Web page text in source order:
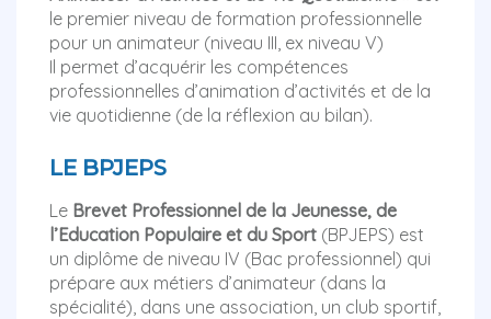
le premier niveau de formation professionnelle
pour un animateur (niveau III, ex niveau V)
Il permet d’acquérir les compétences
professionnelles d’animation d’activités et de la
vie quotidienne (de la réflexion au bilan).
LE BPJEPS
Le Brevet Professionnel de la Jeunesse, de
l’Education Populaire et du Sport (BPJEPS) est
un diplôme de niveau IV (Bac professionnel) qui
prépare aux métiers d’animateur (dans la
spécialité), dans une association, un club sportif,